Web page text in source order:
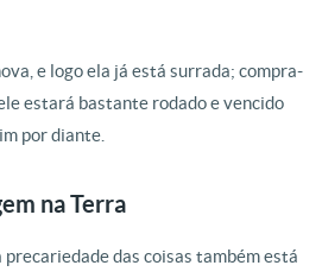
e logo ela já está surrada; compra-
estará bastante rodado e vencido
por diante.
na Terra
das coisas também está